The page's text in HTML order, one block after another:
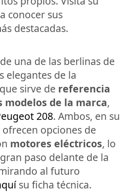
conocer sus
destacadas.
una de las berlinas de
elegantes de la
sirve de referencia
modelos de la marca,
208. Ambos, en su
opciones de
motores eléctricos, lo
paso delante de la
al futuro
su ficha técnica.